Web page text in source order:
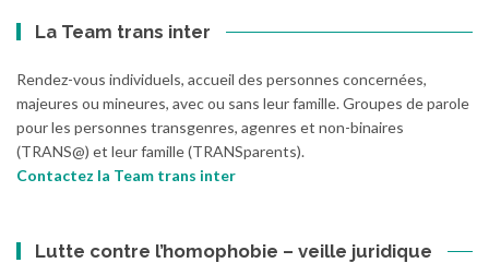
La Team trans inter
Rendez-vous individuels, accueil des personnes concernées,
majeures ou mineures, avec ou sans leur famille. Groupes de parole
pour les personnes transgenres, agenres et non-binaires
(TRANS@) et leur famille (TRANSparents).
Contactez la Team trans inter
Lutte contre l’homophobie – veille juridique